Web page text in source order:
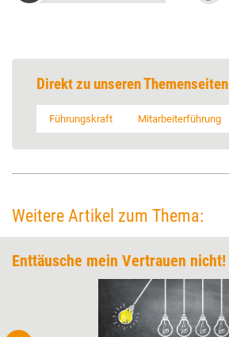
Direkt zu unseren Themenseiten
Führungskraft Mitarbeiterführung
Weitere Artikel zum Thema:
Enttäusche mein Vertrauen nicht!